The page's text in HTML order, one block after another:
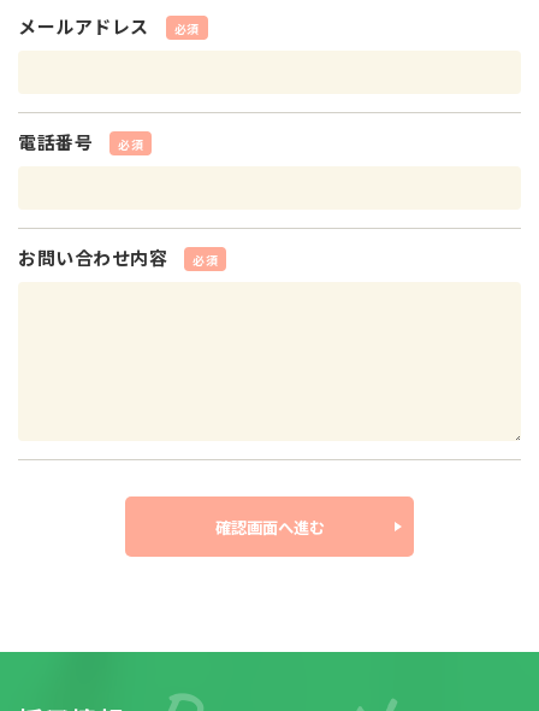
メールアドレス 必須
電話番号 必須
お問い合わせ内容 必須
確認画⾯へ進む